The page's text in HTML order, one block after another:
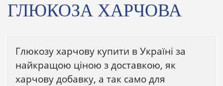
ГЛЮКОЗА ХАРЧОВА
Глюкозу харчову купити в Україні за
найкращою ціною з доставкою, як
харчову добавку, а так само для